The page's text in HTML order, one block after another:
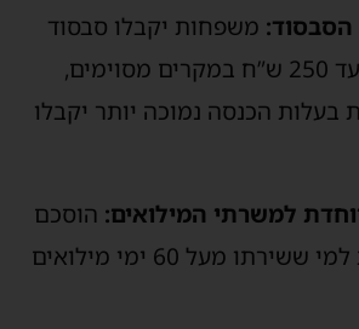
הסבסוד: משפחות יקבלו סבסוד
חודשי מוגדל של עד 250 ש”ח במקרים מסוימים,
הכנסה נמוכה יותר יקבלו
למשרתי המילואים: הוסכם
על זכאות מוגדלת למי ששירתו מעל 60 ימי מילואים